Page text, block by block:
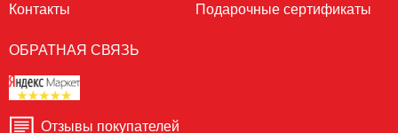
Контакты
Подарочные сертификаты
ОБРАТНАЯ СВЯЗЬ
Отзывы покупателей